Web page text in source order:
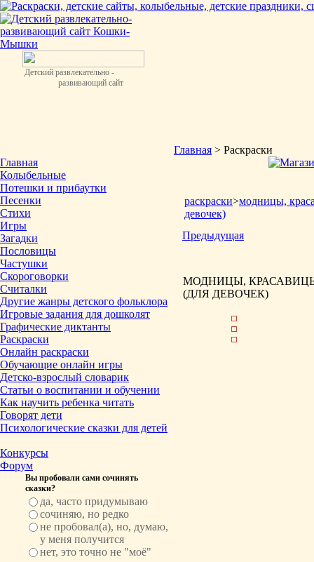
Детский развлекательно -
развивающий сайт
Главная
Колыбельные
Потешки и прибаутки
Песенки
Стихи
Игры
Загадки
Пословицы
Частушки
Скороговорки
Считалки
Другие жанры детского фольклора
Игровые задания для дошколят
Графические диктанты
Раскраски
Онлайн раскраски
Обучающие онлайн игры
Детско-взрослый словарик
Статьи о воспитании и обучении
Как научить ребенка читать
Говорят дети
Психологические сказки для детей
Конкурсы
Форум
Вы пробовали сами сочинять
сказки?
да, часто придумываю
сочиняю, но редко
не пробовал(а), но, думаю,
у меня получится
нет, это точно не "моё"
Главная > Раскраски
раскраски>модницы,
девочек)
Предыдущая
МОДНИЦЫ,
(ДЛЯ ДЕВОЧЕК)